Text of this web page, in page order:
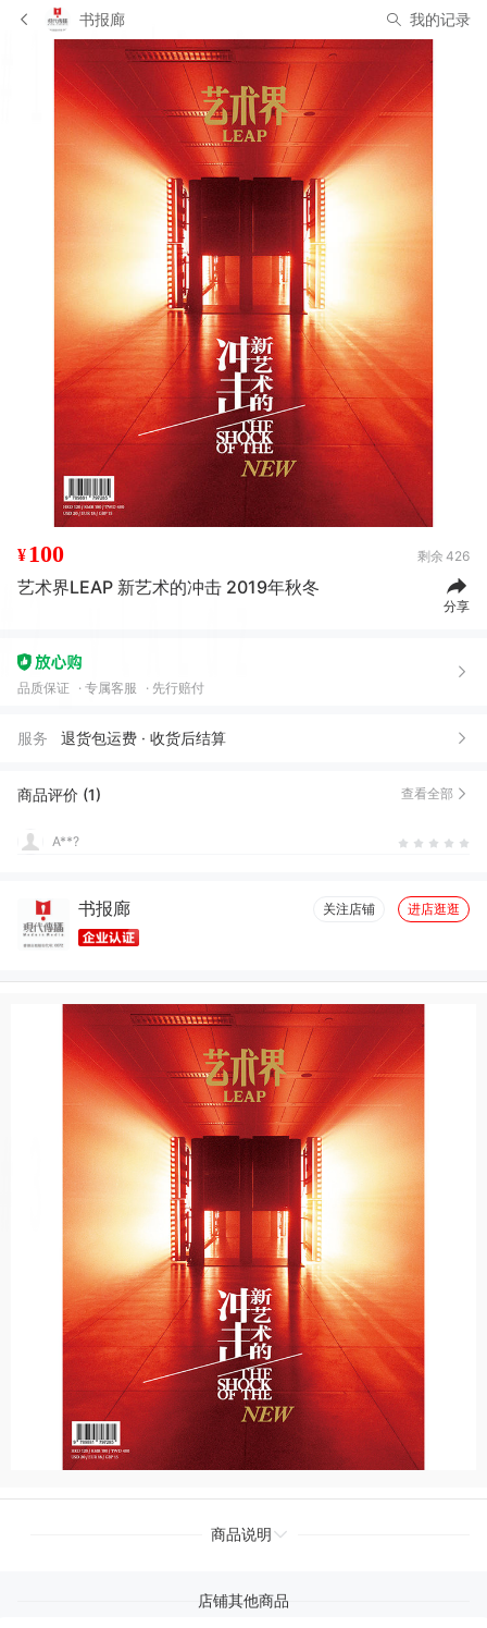
书报廊 我的记录
¥100 剩余 426
艺术界LEAP 新艺术的冲击 2019年秋冬
分享
品质保证 专属客服 先行赔付
服务 退货包运费 · 收货后结算
商品评价 (1) 查看全部
A**?
书报廊 关注店铺 进店逛逛
商品说明
店铺其他商品